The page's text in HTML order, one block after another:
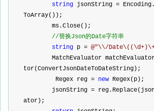
string jsonString =
ToArray());
        ms.Close();
//替换Json的Date字符串
string p = @"\\/
MatchEvaluator
tor(ConvertJsonDateToDateString);
         Regex reg
= new Regex(p);
        jsonString
=
ator);